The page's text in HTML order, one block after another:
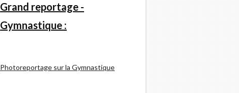
Grand reportage -
Gymnastique :
Photoreportage sur la Gymnastique